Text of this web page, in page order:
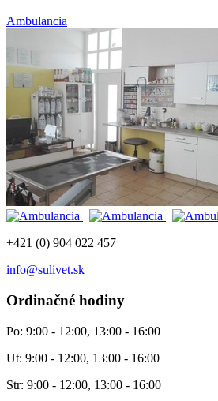
Ambulancia
+421 (0) 904 022 457
info@sulivet.sk
Ordinačné hodiny
Po: 9:00 - 12:00, 13:00 - 16:00
Ut: 9:00 - 12:00, 13:00 - 16:00
Str: 9:00 - 12:00, 13:00 - 16:00